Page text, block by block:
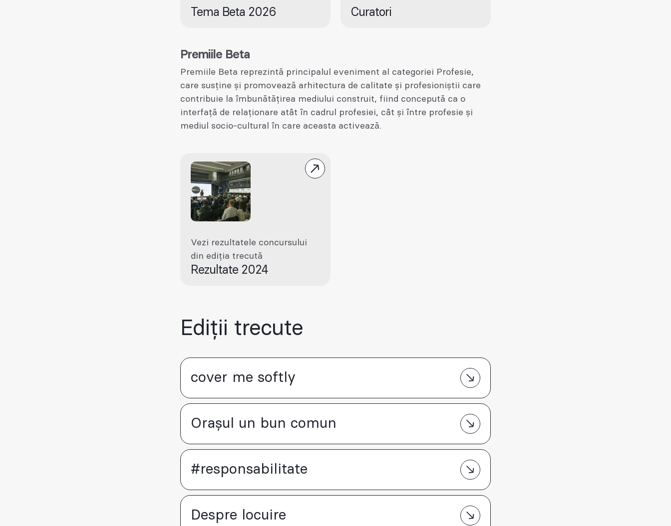
Tema Beta 2026 Curatori
Premiile Beta
Premiile Beta reprezintă principalul eveniment al categoriei Profesie,
care susține și promovează arhitectura de calitate și profesioniștii care
contribuie la îmbunătățirea mediului construit, fiind concepută ca o
interfață de relaționare atât în cadrul profesiei, cât și între profesie și
mediul socio-cultural în care aceasta activează.
Vezi rezultatele concursului
din ediția trecută
Rezultate 2024
Ediții trecute
cover me softly
Orașul un bun comun
#responsabilitate
Despre locuire